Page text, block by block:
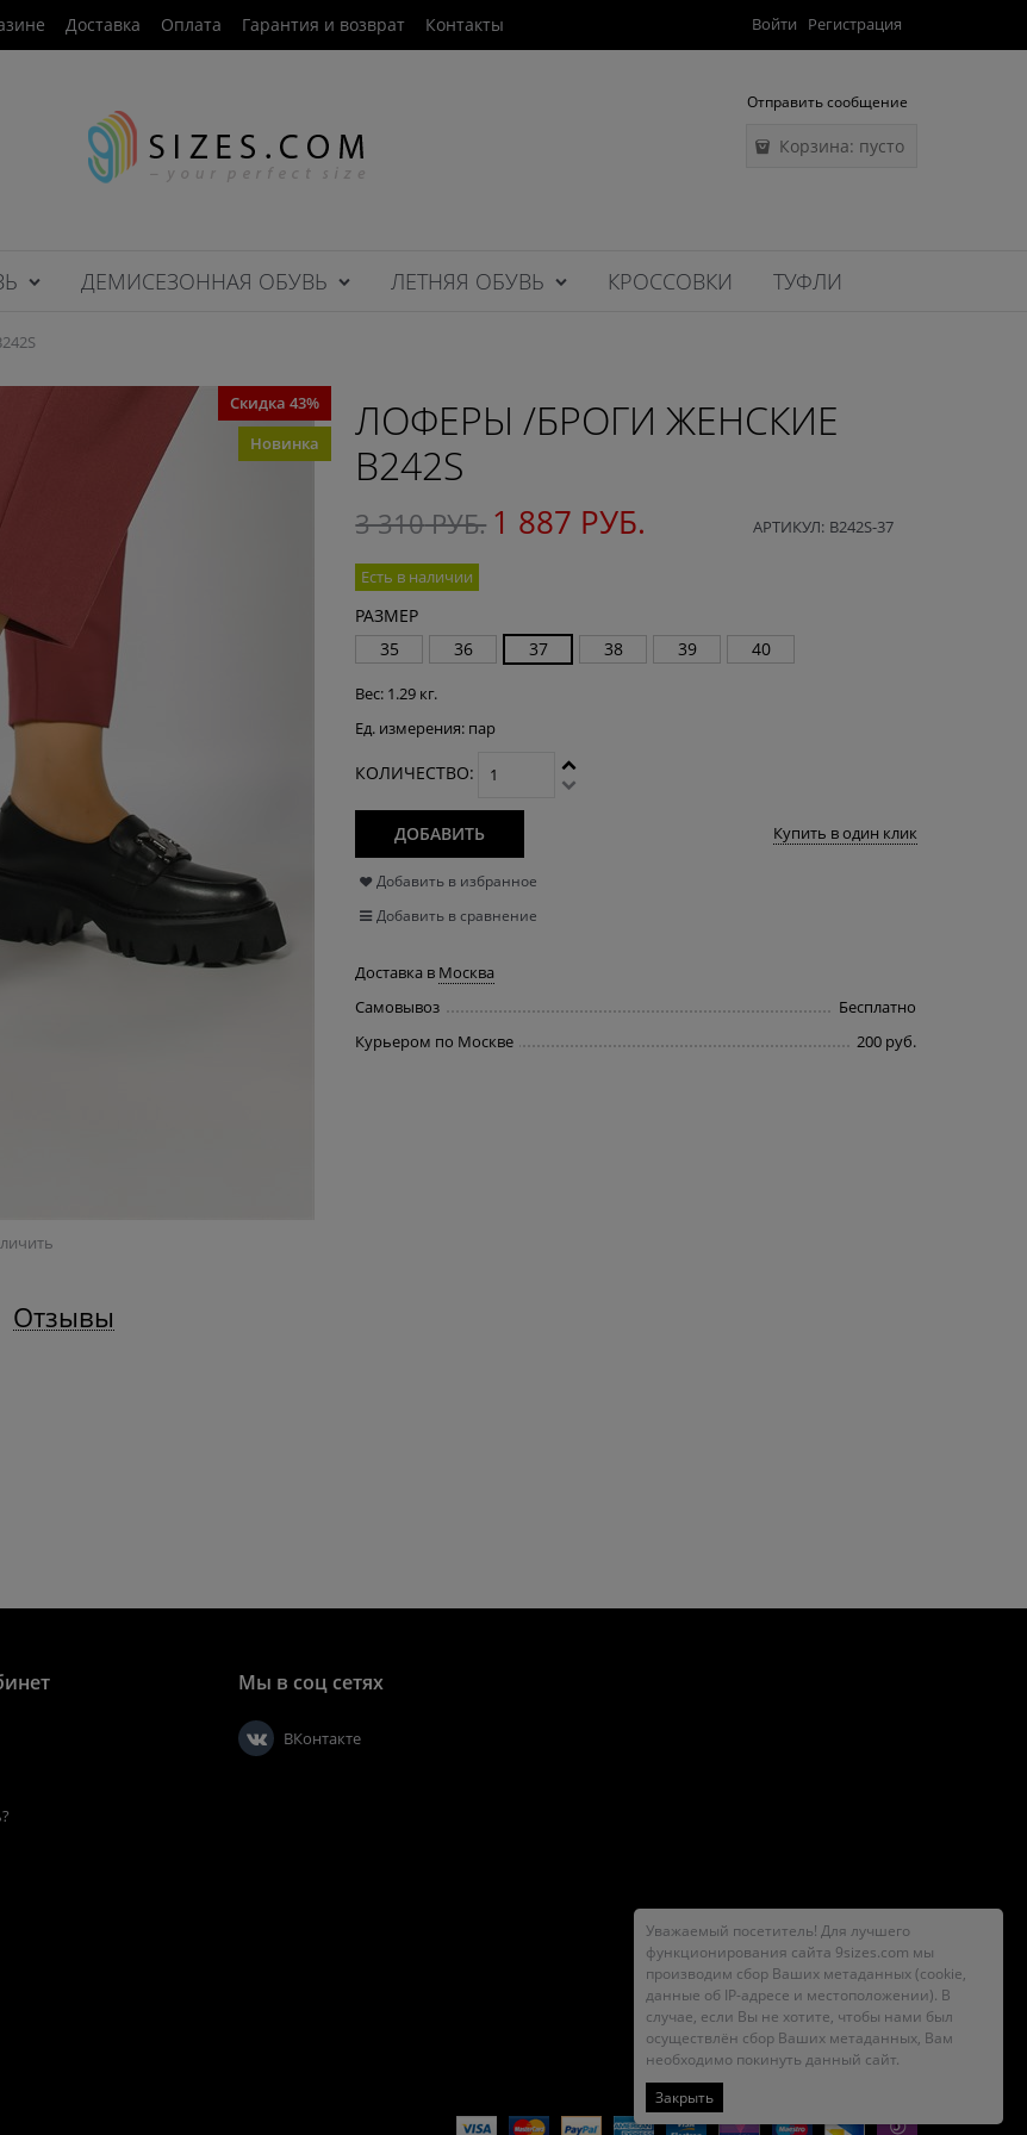
Доставка Оплата Гарантия и возврат Контакты Войти Регистрация
Отправить сообщение
Корзина: пусто
ДЕМИСЕЗОННАЯ ОБУВЬ ЛЕТНЯЯ ОБУВЬ КРОССОВКИ ТУФЛИ
Скидка 43%
Новинка
ЛОФЕРЫ /БРОГИ ЖЕНСКИЕ
B242S
3 310 РУБ. 1 887 РУБ. АРТИКУЛ: B242S-37
Есть в наличии
РАЗМЕР
35
36 37 38 39 40
Вес: 1.29 кг.
Ед. измерения: пар
КОЛИЧЕСТВО:
ДОБАВИТЬ Купить в один клик
Добавить в избранное
Добавить в сравнение
Доставка в Москва
Самовывоз
Бесплатно
Курьером по Москве
200 руб.
Отзывы
Мы в соц сетях
ВКонтакте
Уважаемый посетитель! Для лучшего
функционирования сайта 9sizes.com мы
производим сбор Ваших метаданных (cookie,
данные об IP-адресе и местоположении). В
случае, если Вы не хотите, чтобы нами был
осуществлён сбор Ваших метаданных, Вам
необходимо покинуть данный сайт.
Закрыть